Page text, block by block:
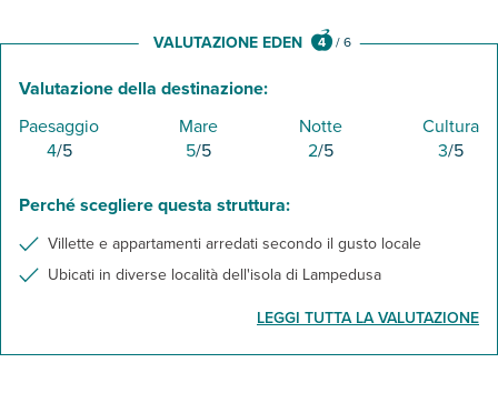
VALUTAZIONE EDEN 4 /6
Valutazione della destinazione:
Paesaggio
4/5
Mare
5/5
Notte
2/5
Cultura
3/5
Perché scegliere questa struttura:
Villette e appartamenti arredati secondo il gusto locale
Ubicati in diverse località dell'isola di Lampedusa
LEGGI TUTTA LA VALUTAZIONE